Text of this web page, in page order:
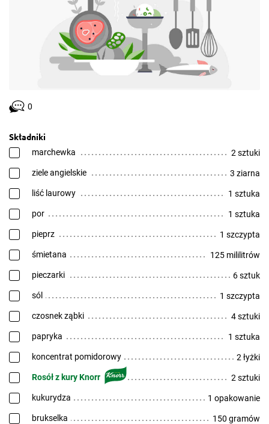
0
Składniki
marchewka 2 sztuki
ziele angielskie 3 ziarna
liść laurowy 1 sztuka
por 1 sztuka
pieprz 1 szczypta
śmietana 125 mililitrów
pieczarki 6 sztuk
sól 1 szczypta
czosnek ząbki 4 sztuki
papryka 1 sztuka
koncentrat pomidorowy 2 łyżki
Rosół z kury Knorr 2 sztuki
kukurydza 1 opakowanie
brukselka 150 gramów